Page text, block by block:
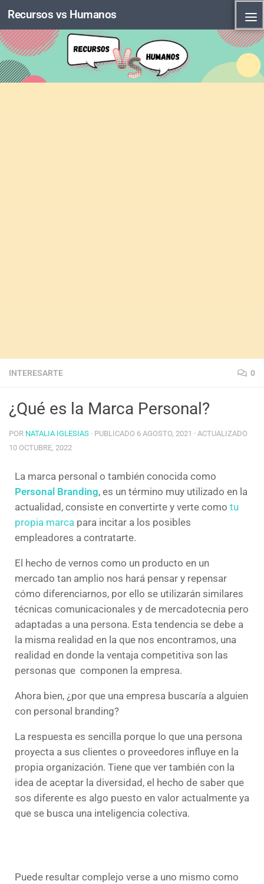
Skip to content
Recursos vs Humanos
INTERESARTE 0
¿Qué es la Marca Personal?
POR NATALIA IGLESIAS · PUBLICADO 6 AGOSTO, 2021 · ACTUALIZADO
10 OCTUBRE, 2022
La marca personal o también conocida como
Personal Branding, es un término muy utilizado en la
actualidad, consiste en convertirte y verte como tu
propia marca para incitar a los posibles
empleadores a contratarte.
El hecho de vernos como un producto en un
mercado tan amplio nos hará pensar y repensar
cómo diferenciarnos, por ello se utilizarán similares
técnicas comunicacionales y de mercadotecnia pero
adaptadas a una persona. Esta tendencia se debe a
la misma realidad en la que nos encontramos, una
realidad en donde la ventaja competitiva son las
personas que componen la empresa.
Ahora bien, ¿por que una empresa buscaría a alguien
con personal branding?
La respuesta es sencilla porque lo que una persona
proyecta a sus clientes o proveedores influye en la
propia organización. Tiene que ver también con la
idea de aceptar la diversidad, el hecho de saber que
sos diferente es algo puesto en valor actualmente ya
que se busca una inteligencia colectiva.
Puede resultar complejo verse a uno mismo como